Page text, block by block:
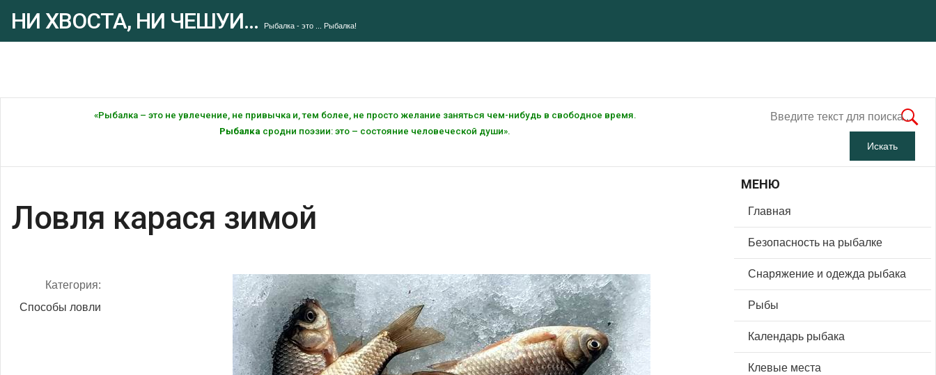
НИ ХВОСТА, НИ ЧЕШУИ... Рыбалка - это ... Рыбалка!
«Рыбалка – это не увлечение, не привычка и, тем более, не просто желание заняться чем-нибудь в свободное время.
Рыбалка сродни поэзии: это – состояние человеческой души».
Ловля карася зимой
Категория:
Способы ловли
МЕНЮ
Главная
Безопасность на рыбалке
Снаряжение и одежда рыбака
Рыбы
Календарь рыбака
Клевые места